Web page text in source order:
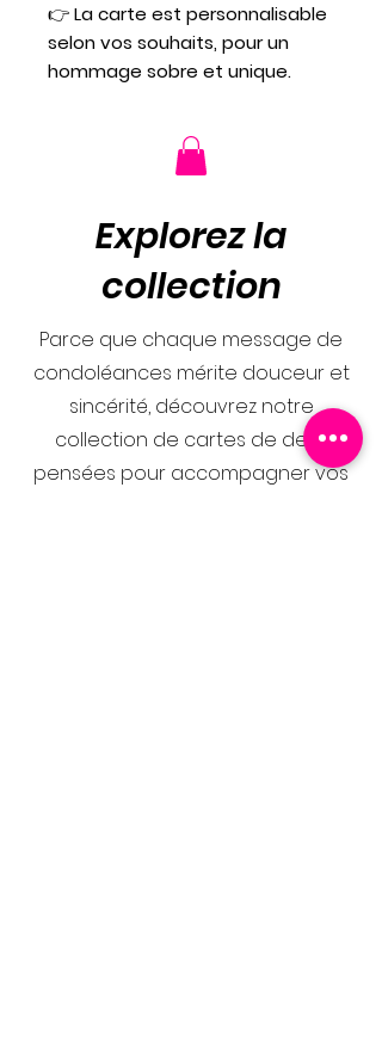
👉La carte est personnalisable
selon vos souhaits, pour un
hommage sobre et unique.
Explorez la
collection
Parce que chaque message de
condoléances mérite douceur et
sincérité, découvrez notre
collection de cartes de deuil
pensées pour accompagner vos